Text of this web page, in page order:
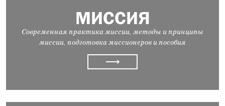
МИССИЯ
Современная практика миссии, методы и принципы
миссии, подготовка миссионеров и пособия
⟶